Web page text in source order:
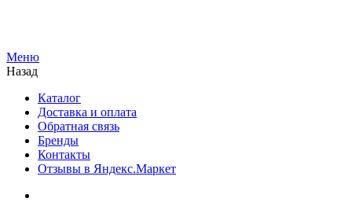
Меню
Назад
Каталог
Доставка и оплата
Обратная связь
Бренды
Контакты
Отзывы в Яндекс.Маркет